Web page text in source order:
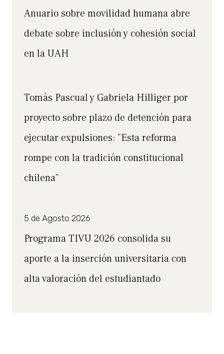
Anuario sobre movilidad humana abre
debate sobre inclusión y cohesión social
en la UAH
Tomás Pascual y Gabriela Hilliger por
proyecto sobre plazo de detención para
ejecutar expulsiones: “Esta reforma
rompe con la tradición constitucional
chilena”
5 de Agosto 2026
Programa TIVU 2026 consolida su
aporte a la inserción universitaria con
alta valoración del estudiantado